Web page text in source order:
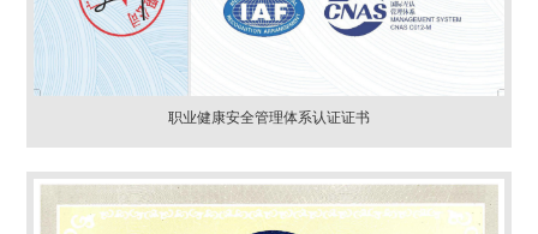
职业健康安全管理体系认证证书